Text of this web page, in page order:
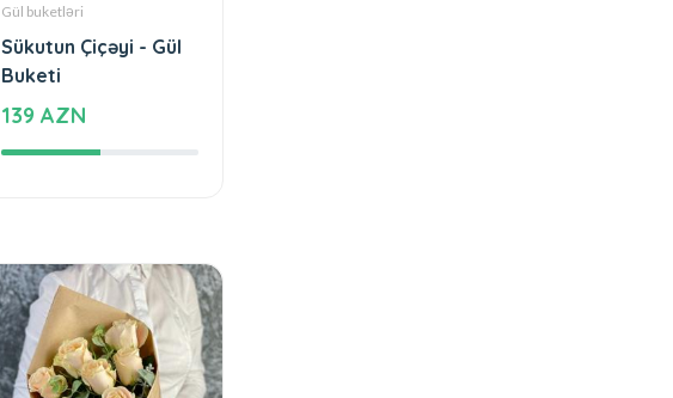
Gül buketləri
Sükutun Çiçəyi - Gül
Buketi
139 AZN